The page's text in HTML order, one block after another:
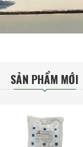
SẢN PHẨM MỚI